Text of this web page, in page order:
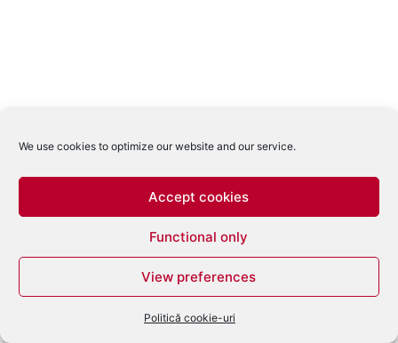
We use cookies to optimize our website and our service.
Accept cookies
Functional only
View preferences
Politică cookie-uri